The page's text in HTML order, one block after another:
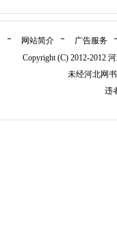
网站简介
广告服务
Copyright (C) 2012-2012
未经河北网
违